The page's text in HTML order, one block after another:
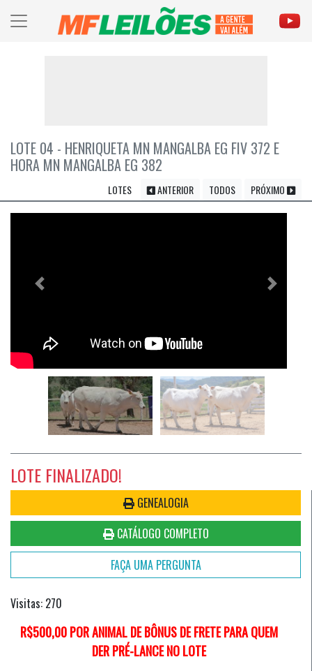
LOTE 04 - HENRIQUETA MN MANGALBA EG FIV 372 E
HORA MN MANGALBA EG 382
LOTES ANTERIOR TODOS PRÓXIMO
Previous Próximo
LOTE FINALIZADO!
GENEALOGIA
CATÁLOGO COMPLETO
FAÇA UMA PERGUNTA
Visitas: 270
R$500,00POR ANIMALDEBÔNUS DE FRETE PARA QUEM
DER PRÉ-LANCE NO LOTE